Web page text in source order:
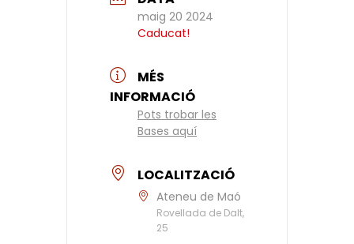
maig 20 2024
Caducat!
MÉS
INFORMACIÓ
Pots trobar les
Bases aquí
LOCALITZACIÓ
Ateneu de Maó
Rovellada de Dalt,
25